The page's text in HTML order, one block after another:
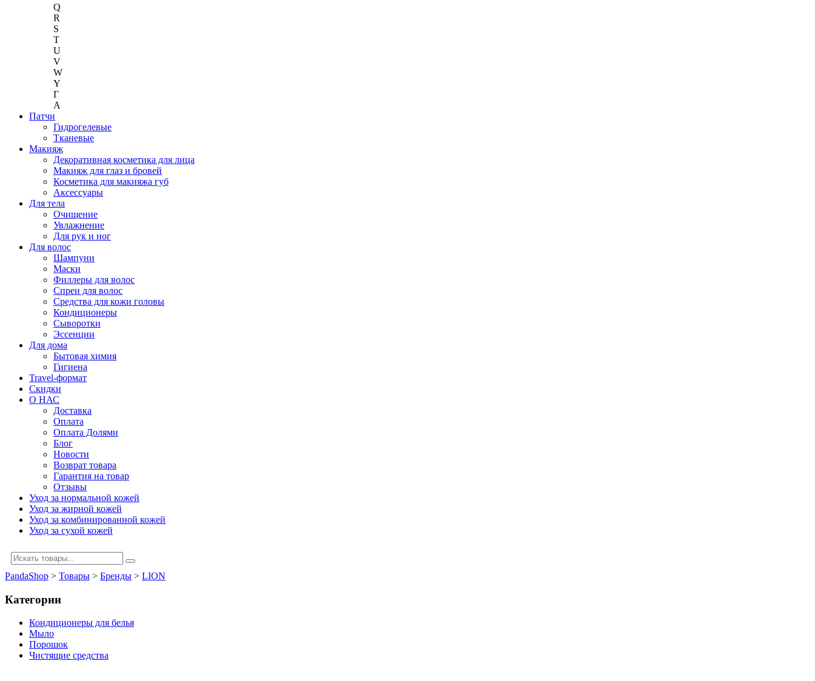
Q
R
S
T
U
V
W
Y
Г
A
Патчи
Гидрогелевые
Тканевые
Макияж
Декоративная косметика для лица
Макияж для глаз и бровей
Косметика для макияжа губ
Аксессуары
Для тела
Очищение
Увлажнение
Для рук и ног
Для волос
Шампуни
Маски
Филлеры для волос
Спреи для волос
Средства для кожи головы
Кондиционеры
Сыворотки
Эссенции
Для дома
Бытовая химия
Гигиена
Travel-формат
Скидки
О НАС
Доставка
Оплата
Оплата Долями
Блог
Новости
Возврат товара
Гарантия на товар
Отзывы
Уход за нормальной кожей
Уход за жирной кожей
Уход за комбинированной кожей
Уход за сухой кожей
PandaShop > Товары > Бренды > LION
Категории
Кондиционеры для белья
Мыло
Порошок
Чистящие средства